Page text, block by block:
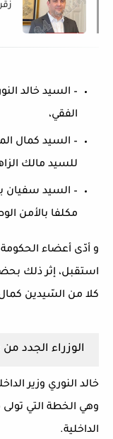
– السيد خالد
الفقي،
– السيد كمال
للسيد مالك
– السيد سفيان
مكلفا بالأمن
و أدّى أعضاء
استقبل، إثر ذلك
كلا من السّيدين
الوزراء الجدد
خالد النوري وزير
وهي الخطة التي
الداخلية.